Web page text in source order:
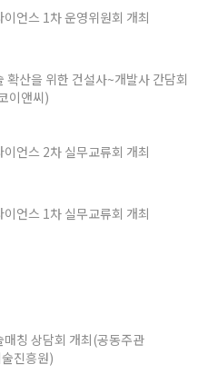
언스 1차 운영위원회 개최
확산을 위한 건설사~개발사 간담회
이앤씨)
언스 2차 실무교류회 개최
언스 1차 실무교류회 개최
매칭 상담회 개최(공동주관
진흥원)